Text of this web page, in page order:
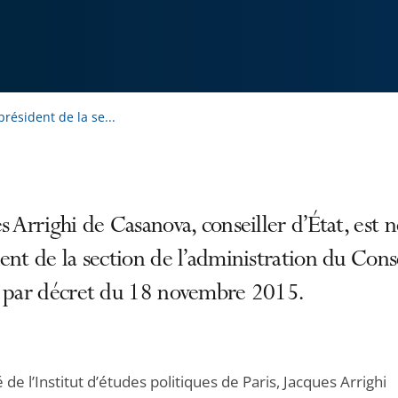
de la se...
Arrighi de Casanova, conseiller d’État, est
de la section de l’administration du
par décret du 18 novembre 2015.
de l’Institut d’études politiques de Paris, Jacques Arrighi